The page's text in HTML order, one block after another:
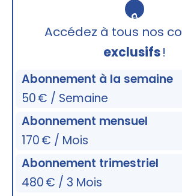
🔒
Accédez à tous nos
exclusifs!
Abonnement à la semaine
50 € / Semaine
Abonnement mensuel
170 € / Mois
Abonnement trimestriel
480 € / 3 Mois